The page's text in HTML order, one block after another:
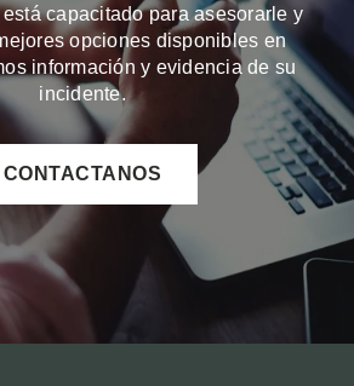
capacitado para asesorarle y
opciones disponibles en
información y evidencia de su
incidente.
CONTACTANOS